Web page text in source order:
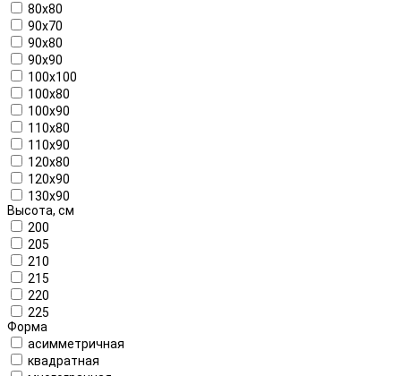
80x80
90x70
90x80
90x90
100x100
100x80
100x90
110x80
110x90
120x80
120x90
130x90
Высота, см
200
205
210
215
220
225
Форма
асимметричная
квадратная